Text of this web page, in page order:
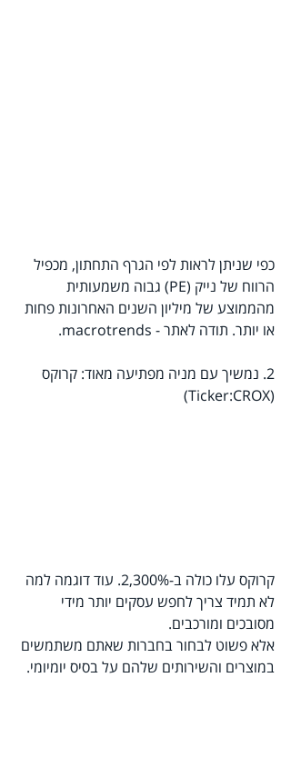
כפי שניתן לראות לפי הגרף התחתון, מכפיל
הרווח של נייק (PE) גבוה משמעותית
מהממוצע של מיליון השנים האחרונות פחות
או יותר. תודה לאתר - macrotrends.
2. נמשיך עם מניה מפתיעה מאוד: קרוקס
(Ticker:CROX)
קרוקס עלו כולה ב-2,300%. עוד דוגמה למה
לא תמיד צריך לחפש עסקים יותר מידי
מסובכים ומורכבים.
אלא פשוט לבחור בחברות שאתם משתמשים
במוצרים והשירותים שלהם על בסיס יומיומי.